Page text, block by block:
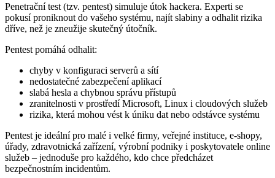
Penetrační test (tzv. pentest) simuluje útok hackera. Experti se
pokusí proniknout do vašeho systému, najít slabiny a odhalit rizika
dříve, než je zneužije skutečný útočník.
Pentest pomáhá odhalit:
chyby v konfiguraci serverů a sítí
nedostatečné zabezpečení aplikací
slabá hesla a chybnou správu přístupů
zranitelnosti v prostředí Microsoft, Linux i cloudových služeb
rizika, která mohou vést k úniku dat nebo odstávce systému
Pentest je ideální pro malé i velké firmy, veřejné instituce, e-shopy,
úřady, zdravotnická zařízení, výrobní podniky i poskytovatele online
služeb – jednoduše pro každého, kdo chce předcházet
bezpečnostním incidentům.